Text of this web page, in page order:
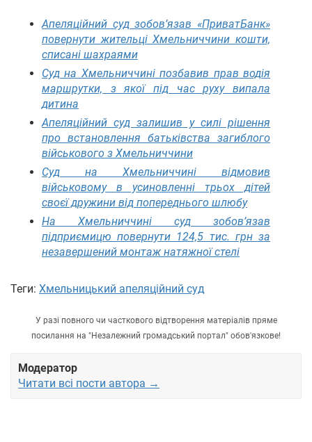
Апеляційний суд зобов’язав «ПриватБанк»
повернути жительці Хмельниччини кошти,
списані шахраями
Суд на Хмельниччині позбавив прав водія
маршрутки, з якої під час руху випала
дитина
Апеляційний суд залишив у силі рішення
про встановлення батьківства загиблого
військового з Хмельниччини
Суд на Хмельниччині відмовив
військовому в усиновленні трьох дітей
своєї дружини від попереднього шлюбу
На Хмельниччині суд зобов’язав
підприємицю повернути 124,5 тис. грн за
незавершений монтаж натяжної стелі
Теги: Хмельницький апеляційний суд
У разі повного чи часткового відтворення матеріалів пряме
посилання на "Незалежний громадський портал" обов'язкове!
Модератор
Читати всі пости автора →